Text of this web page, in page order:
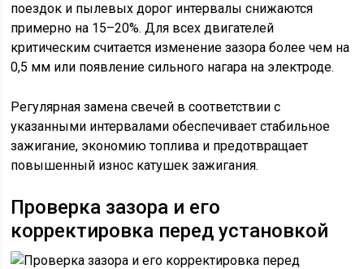
поездок и пылевых дорог интервалы снижаются
примерно на 15–20%. Для всех двигателей
критическим считается изменение зазора более чем на
0,5 мм или появление сильного нагара на электроде.
Регулярная замена свечей в соответствии с
указанными интервалами обеспечивает стабильное
зажигание, экономию топлива и предотвращает
повышенный износ катушек зажигания.
Проверка зазора и его
корректировка перед установкой